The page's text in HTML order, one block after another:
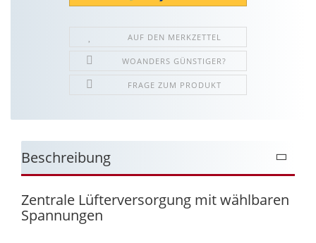
AUF DEN MERKZETTEL
WOANDERS GÜNSTIGER?
FRAGE ZUM PRODUKT
Beschreibung
Zentrale Lüfterversorgung mit wählbaren
Spannungen